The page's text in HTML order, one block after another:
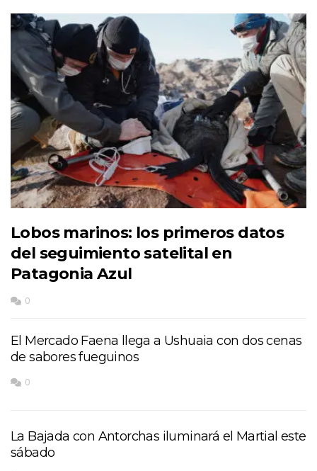
Lobos marinos: los primeros datos
del seguimiento satelital en
Patagonia Azul
0
El Mercado Faena llega a Ushuaia con dos cenas
de sabores fueguinos
0
La Bajada con Antorchas iluminará el Martial este
sábado